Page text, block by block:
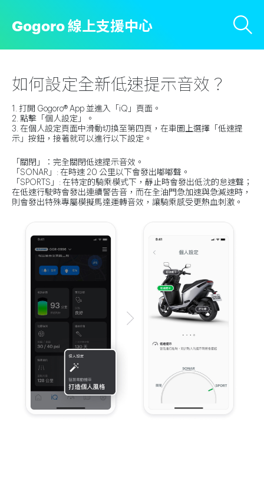
Gogoro 線上支援中心
如何設定全新低速提示音效？
1. 打開 Gogoro® App 並進入「iQ」頁面。
2. 點擊「個人設定」。
3. 在個人設定頁面中滑動切換至第四頁，在車圖上選擇「低速提
示」按鈕，接著就可以進行以下設定。
「關閉」：完全關閉低速提示音效。
「SONAR」: 在時速 20 公里以下會發出嘟嘟聲。
「SPORTS」: 在特定的騎乘模式下，靜止時會發出低沈的怠速聲；
在低速行駛時會發出連續警告音，而在全油門急加速與急減速時，
則會發出特殊專屬模擬馬達運轉音效，讓騎乘感受更熱血刺激。